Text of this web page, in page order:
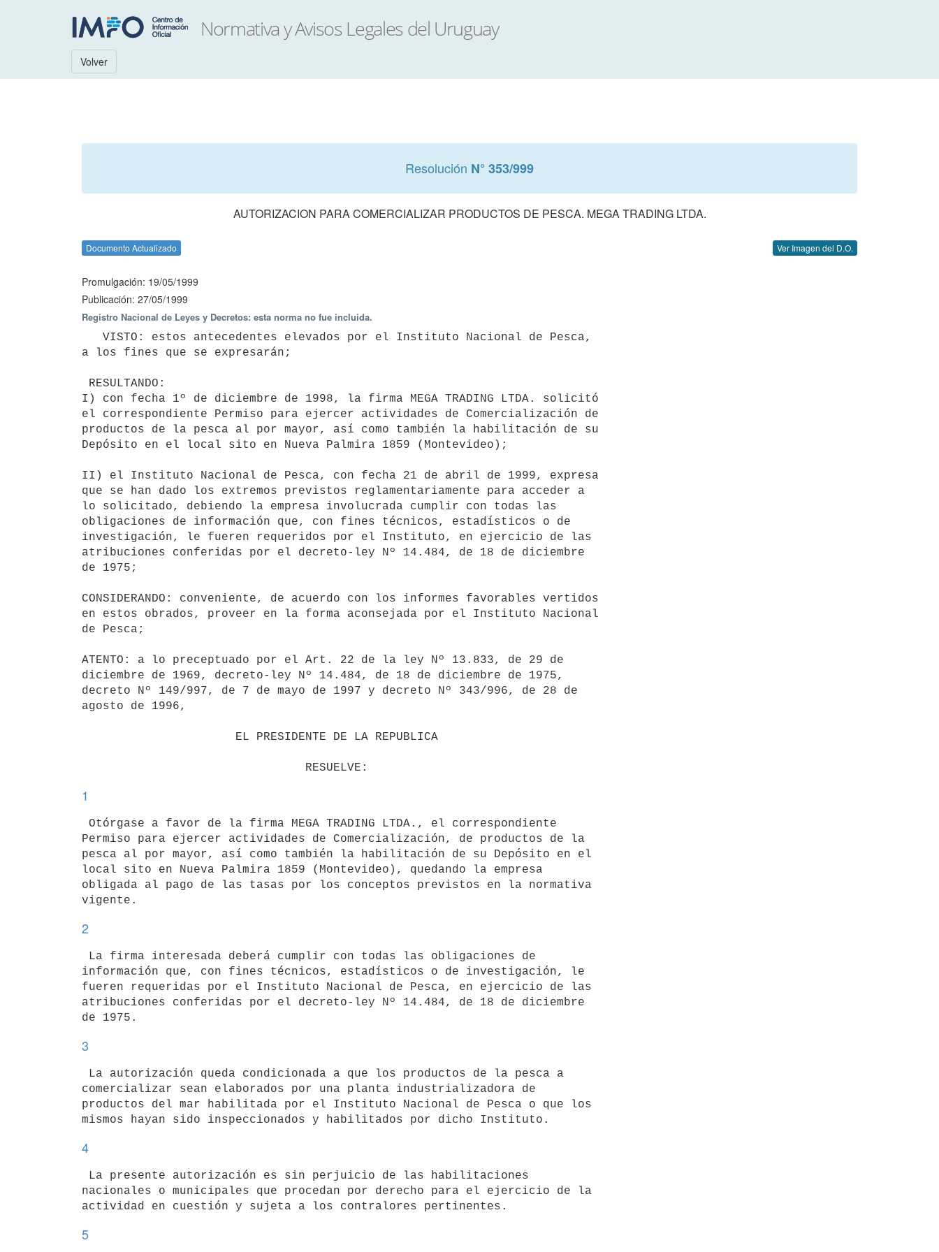
Volver
Resolución N° 353/999
AUTORIZACION PARA COMERCIALIZAR PRODUCTOS DE PESCA. MEGA TRADING LTDA.
Documento Actualizado Ver Imagen del D.O.
Promulgación: 19/05/1999
Publicación: 27/05/1999
Registro Nacional de Leyes y Decretos: esta norma no fue incluida.
a los fines que se expresarán;
I) con fecha 1º de diciembre de 1998, la firma MEGA TRADING LTDA. solicitó
el correspondiente Permiso para ejercer actividades de Comercialización de
productos de la pesca al por mayor, así como también la habilitación de su
Depósito en el local sito en Nueva Palmira 1859 (Montevideo);
II) el Instituto Nacional de Pesca, con fecha 21 de abril de 1999, expresa
que se han dado los extremos previstos reglamentariamente para acceder a
lo solicitado, debiendo la empresa involucrada cumplir con todas las
obligaciones de información que, con fines técnicos, estadísticos o de
investigación, le fueren requeridos por el Instituto, en ejercicio de las
atribuciones conferidas por el decreto-ley Nº 14.484, de 18 de diciembre
de 1975;
CONSIDERANDO: conveniente, de acuerdo con los informes favorables vertidos
en estos obrados, proveer en la forma aconsejada por el Instituto Nacional
de Pesca;
ATENTO: a lo preceptuado por el Art. 22 de la ley Nº 13.833, de 29 de
diciembre de 1969, decreto-ley Nº 14.484, de 18 de diciembre de 1975,
decreto Nº 149/997, de 7 de mayo de 1997 y decreto Nº 343/996, de 28 de
agosto de 1996,
1
Permiso para ejercer actividades de Comercialización, de productos de la
pesca al por mayor, así como también la habilitación de su Depósito en el
local sito en Nueva Palmira 1859 (Montevideo), quedando la empresa
obligada al pago de las tasas por los conceptos previstos en la normativa
2
información que, con fines técnicos, estadísticos o de investigación, le
fueren requeridas por el Instituto Nacional de Pesca, en ejercicio de las
atribuciones conferidas por el decreto-ley Nº 14.484, de 18 de diciembre
3
comercializar sean elaborados por una planta industrializadora de
productos del mar habilitada por el Instituto Nacional de Pesca o que los
mismos hayan sido inspeccionados y habilitados por dicho Instituto.
4
nacionales o municipales que procedan por derecho para el ejercicio de la
actividad en cuestión y sujeta a los contralores pertinentes.
5